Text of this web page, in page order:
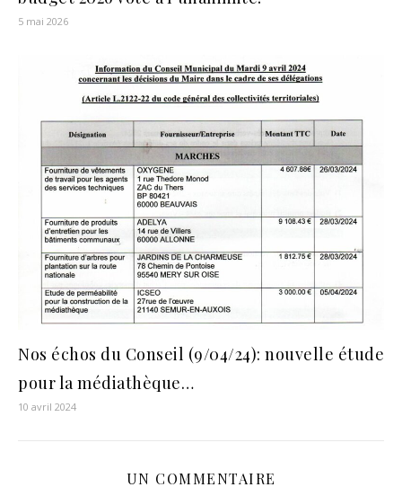
5 mai 2026
Nos échos du Conseil (9/04/24): nouvelle étude
pour la médiathèque…
10 avril 2024
UN COMMENTAIRE